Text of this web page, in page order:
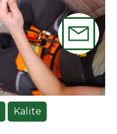
Kalite